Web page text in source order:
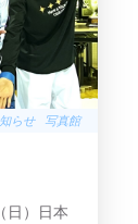
らせ 写真館
日）日本